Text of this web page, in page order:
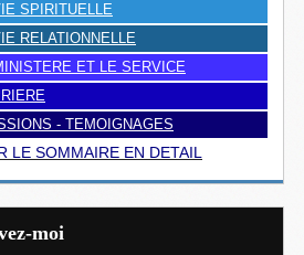
SPIRITUELLE
RELATIONNELLE
ET LE SERVICE
- TEMOIGNAGES
LE SOMMAIRE EN DETAIL
moi